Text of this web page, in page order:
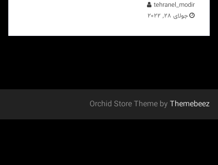
tehranel_modir
جولای 28, 2022
Orchid Store Theme by Themebeez